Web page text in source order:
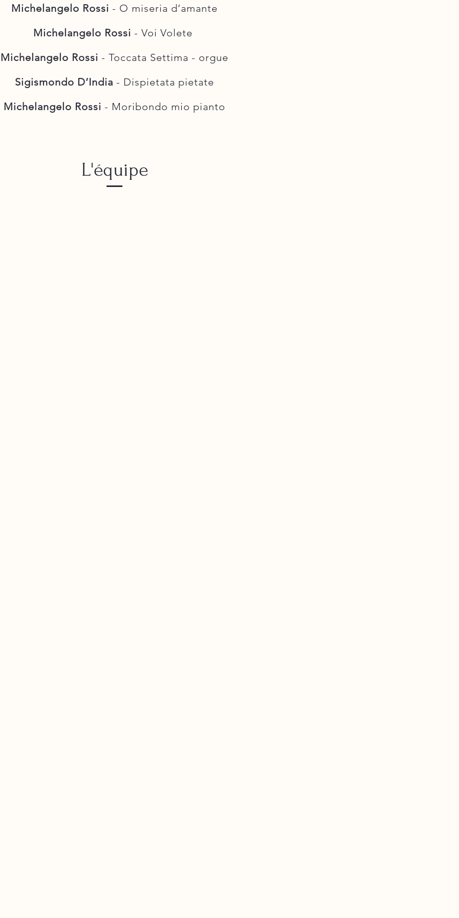
Michelangelo Rossi - O miseria d’amante
Michelangelo Rossi - Voi Volete
Michelangelo Rossi - Toccata Settima - orgue
Sigismondo D’India - Dispietata pietate
Michelangelo Rossi - Moribondo mio pianto
L'équipe